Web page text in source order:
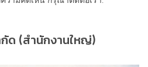
ด (สำนักงานใหญ่)